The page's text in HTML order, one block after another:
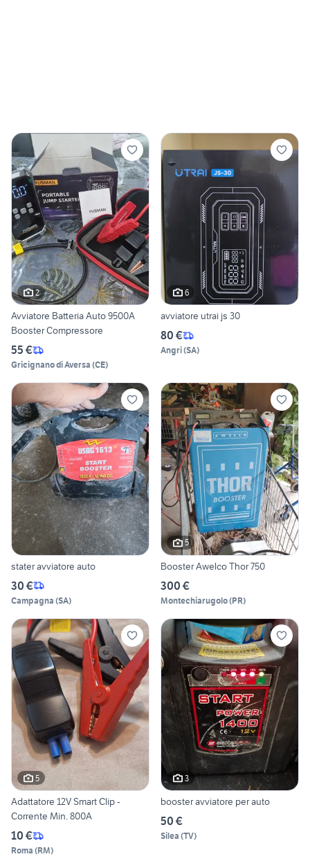
2
Avviatore Batteria Auto 9500A
Booster Compressore
55 €
Gricignano di Aversa (CE)
6
avviatore utrai js 30
80 €
Angri(SA)
stater avviatore auto
30 €
Campagna (SA)
5
Booster Awelco Thor 750
300 €
Montechiarugolo(PR)
5
Adattatore 12V Smart Clip -
Corrente Min. 800A
10 €
Roma (RM)
3
booster avviatore per auto
50 €
Silea (TV)